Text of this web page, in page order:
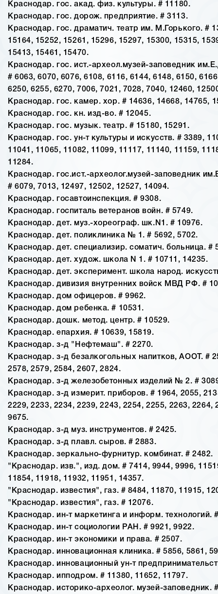
Краснодар. гос. акад. физ. культуры. # 11180.
Краснодар. гос. дорож. предприятие. # 3113.
Краснодар. гос. драматич. театр им. М.Горького. #
15164, 15252, 15261, 15296, 15297, 15300, 15315,
15413, 15461, 15470.
Краснодар. гос. ист.-археол.музей-заповедник
# 6063, 6070, 6076, 6108, 6116, 6144, 6148, 6150,
6250, 6255, 6270, 7006, 7021, 7028, 7040, 12460,
Краснодар. гос. камер. хор. # 14636, 14668, 14765,
Краснодар. гос. кн. изд-во. # 12045.
Краснодар. гос. музык. театр. # 15180, 15291.
Краснодар. гос. ун-т культуры и искусств. # 3389,
11041, 11065, 11082, 11099, 11117, 11140, 11159,
11284.
Краснодар. гос.ист.-археолог.музей-заповедник
# 6079, 7013, 12497, 12502, 12527, 14094.
Краснодар. госавтоинспекция. # 9308.
Краснодар. госпиталь ветеранов войн. # 5749.
Краснодар. дет. муз.-хореограф. шк.N1. # 10976.
Краснодар. дет. поликлиника № 1. # 5692, 5702.
Краснодар. дет. специализир. соматич. больница. #
Краснодар. дет. худож. школа N 1. # 10711, 14235.
Краснодар. дет. эксперимент. школа народ.
Краснодар. дивизия внутренних войск МВД РФ. #
Краснодар. дом офицеров. # 9962.
Краснодар. дом ребенка. # 10531.
Краснодар. дошк. метод. центр. # 10529.
Краснодар. епархия. # 10639, 15819.
Краснодар. з-д "Нефтемаш". # 2270.
Краснодар. з-д безалкогольных напитков, АООТ. #
2578, 2579, 2584, 2607, 2824.
Краснодар. з-д железобетонных изделий № 2. #
Краснодар. з-д измерит. приборов. # 1964, 2055,
2229, 2233, 2234, 2239, 2243, 2254, 2255, 2263, 2264,
9675.
Краснодар. з-д муз. инструментов. # 2425.
Краснодар. з-д плавл. сыров. # 2883.
Краснодар. зеркально-фурнитур. комбинат. # 2482.
"Краснодар. изв.", изд. дом. # 7414, 9944, 9996,
11854, 11918, 11932, 11951, 14357.
"Краснодар. известия", газ. # 8484, 11870, 11915,
"Краснодар. известия", газ. # 12076.
Краснодар. ин-т маркетинга и информ. технологий.
Краснодар. ин-т социологии РАН. # 9921, 9922.
Краснодар. ин-т экономики и права. # 2507.
Краснодар. инновационная клиника. # 5856, 5861,
Краснодар. инновационный ун-т
Краснодар. ипподром. # 11380, 11652, 11797.
Краснодар. историко-археолог. музей-заповедник.